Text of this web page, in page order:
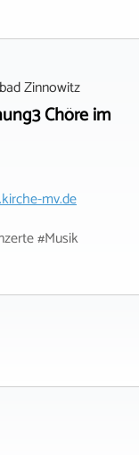
Zinnowitz
Chöre im
mv.de
#Musik